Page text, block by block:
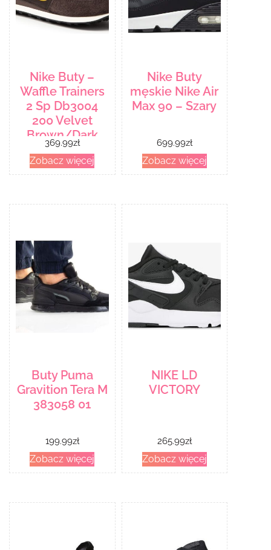
Nike Buty –
Waffle Trainers
2 Sp Db3004
200 Velvet
Brown/Dark
Sulfur
369.99zł
Zobacz więcej
Nike Buty
męskie Nike Air
Max 90 – Szary
699.99zł
Zobacz więcej
Buty Puma
Gravition Tera M
383058 01
199.99zł
Zobacz więcej
NIKE LD
VICTORY
265.99zł
Zobacz więcej